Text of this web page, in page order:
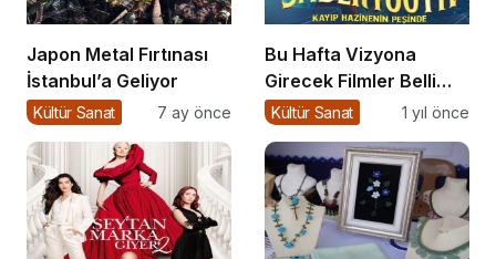
Japon Metal Fırtınası
İstanbul’a Geliyor
Kültür Sanat 7 ay önce
Bu Hafta Vizyona
Girecek Filmler Belli
Oldu: Sinema Keyfi
Başlıyor!
Kültür Sanat 1 yıl önce